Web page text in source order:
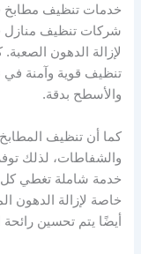
خدمات تنظيف مطابخ
شركات تنظيف منازل
لإزالة الدهون
تنظيف قوية وآمنة في
والأسطح بدقة.
كما أن تنظيف
والشفاطات، لذلك
خدمة شاملة تغطي كل
خاصة لإزالة الدهون
أيضًا يتم تحسين